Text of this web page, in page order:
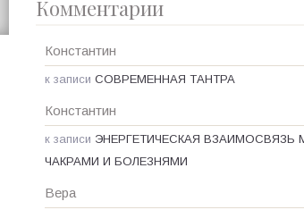
Комментарии
Константин
к записи СОВРЕМЕННАЯ ТАНТРА
Константин
к записи ЭНЕРГЕТИЧЕСКАЯ ВЗАИМОСВЯЗЬ
ЧАКРАМИ И БОЛЕЗНЯМИ
Вера